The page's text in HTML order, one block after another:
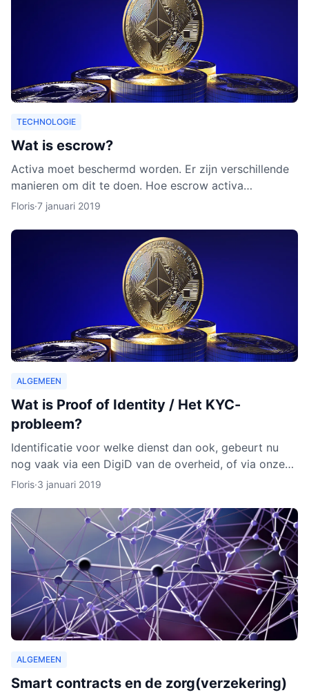
TECHNOLOGIE
Wat is escrow?
Activa moet beschermd worden. Er zijn verschillende
manieren om dit te doen. Hoe escrow activa
beschermt, leggen we uit in dit artikel. Ook leggen we
Floris·7 januari 2019
ALGEMEEN
Wat is Proof of Identity / Het KYC-
probleem?
Identificatie voor welke dienst dan ook, gebeurt nu
nog vaak via een DigiD van de overheid, of via onze
identiteitskaart. In sommige gevallen moeten we zelfs
Floris·3 januari 2019
ALGEMEEN
Smart contracts en de zorg(verzekering)